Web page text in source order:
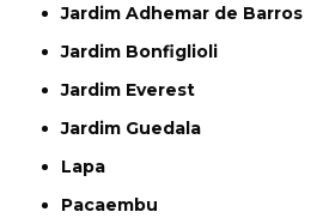
Jardim Adhemar de Barros
Jardim Bonfiglioli
Jardim Everest
Jardim Guedala
Lapa
Pacaembu